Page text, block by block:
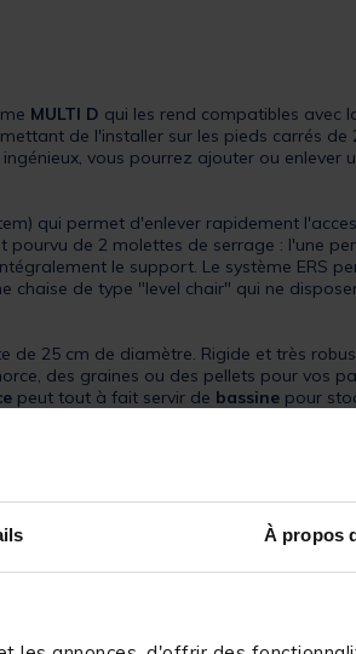
À propos
MULTI D qui les rend compatibles avec
de l'installer sur les pieds carrés
vous pourrez ajouter ou enlever
qui permet d'enlever rapidement
pourvu de 2 molettes de serrage : l'une
le support. Le système ERS
chaise de type "level chair" qui ne
de 25 cm de diamètre. Rigide et très
des graines ou des pellets pour vos
peut tout à fait servir de bassine pour